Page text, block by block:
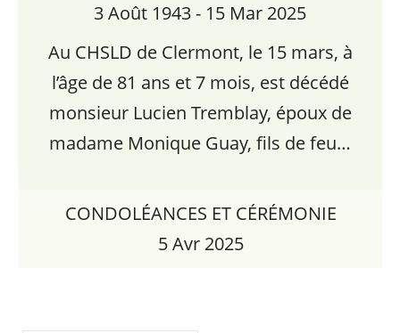
3 Août 1943 - 15 Mar 2025
Au CHSLD de Clermont, le 15 mars, à
l’âge de 81 ans et 7 mois, est décédé
monsieur Lucien Tremblay, époux de
madame Monique Guay, fils de feu…
CONDOLÉANCES ET CÉRÉMONIE
5 Avr 2025